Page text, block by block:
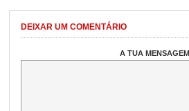
DEIXAR UM COMENTÁRIO
A TUA MENSAGEM